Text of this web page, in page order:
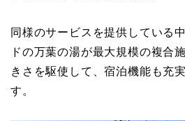
同様のサービスを提供している
ドの万葉の湯が最大規模の複合
きさを駆使して、宿泊機能も充
す。